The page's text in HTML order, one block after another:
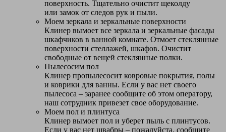
поверхность. Тщательно очистит щеколду
или замок от следов рук и пыли.
Моем зеркала и зеркальные поверхности
Клинер вымоет все зеркала и зеркальные фасады
шкафчиков в ванной комнате. Отмоет стеклянные
поверхности стеллажей, шкафов. Очистит
свободные от вещей стеклянные полки.
Пылесосим пол
Клинер пропылесосит ковровые покрытия, полы
и коврики для ванны. Если у вас нет своего
пылесоса – заранее сообщите об этом оператору,
наш сотрудник привезет свое оборудование.
Моем пол и плинтуса
Клинер вымоет пол и уберет пыль с плинтусов.
Если у вас нет швабры – пожалуйста, сообщите